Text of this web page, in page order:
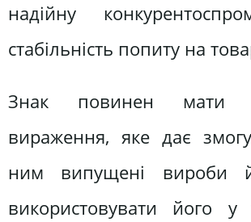
надійну
стабільність попиту на
Знак повинен мати
вираження, яке дає
ним випущені вироби
використовувати його у